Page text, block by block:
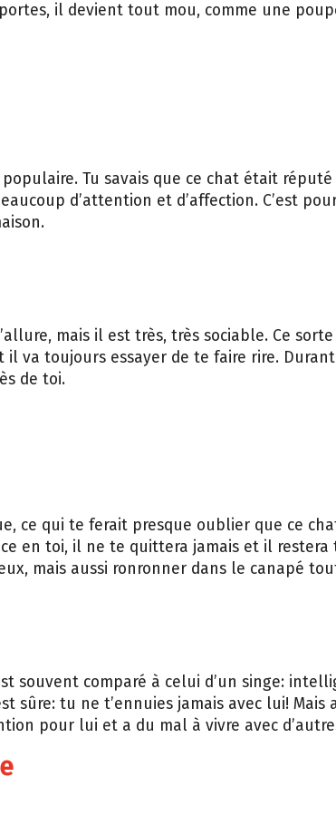
il devient tout mou, comme une
Tu savais que ce chat était
d’attention et d’affection. C’est
mais il est très, très sociable. Ce
il va toujours essayer de te faire rire.
de toi.
ce qui te ferait presque oublier que ce
en toi, il ne te quittera jamais et il restera
mais aussi ronronner dans le canapé
souvent comparé à celui d’un singe:
sûre: tu ne t’ennuies jamais avec lui!
pour lui et a du mal à vivre avec